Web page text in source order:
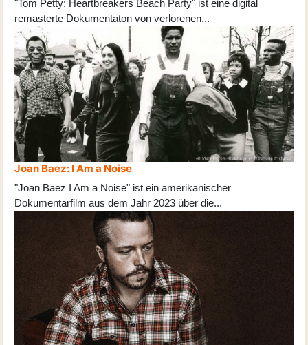
"Tom Petty: Heartbreakers Beach Party" ist eine digital
remasterte Dokumentaton von verlorenen...
Joan Baez: I Am a Noise
"Joan Baez I Am a Noise" ist ein amerikanischer
Dokumentarfilm aus dem Jahr 2023 über die...